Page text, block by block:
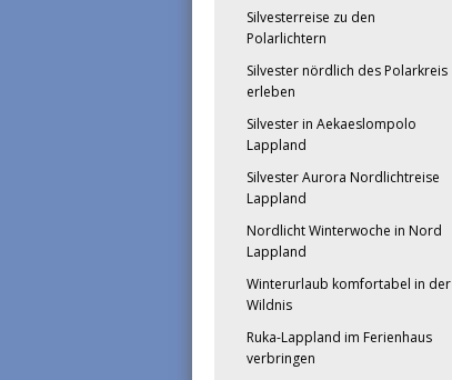
Silvesterreise zu den
Polarlichtern
Silvester nördlich des Polarkreis
erleben
Silvester in Aekaeslompolo
Lappland
Silvester Aurora Nordlichtreise
Lappland
Nordlicht Winterwoche in Nord
Lappland
Winterurlaub komfortabel in der
Wildnis
Ruka-Lappland im Ferienhaus
verbringen